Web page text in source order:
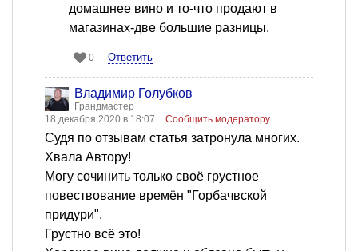
домашнее вино и то-что продают в
магазинах-две большие разницы.
0 Ответить
Владимир Голубков
Грандмастер
18 декабря 2020 в 18:07
Сообщить модератору
Судя по отзывам статья затронула многих.
Хвала Автору!
Могу сочинить только своё грустное
повествование времён "Горбачвской
придури".
Грустно всё это!